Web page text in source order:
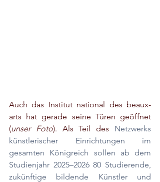
Auch das Institut national des beaux-
arts hat gerade seine Türen geöffnet
(unser Foto). Als Teil des Netzwerks
künstlerischer Einrichtungen im
gesamten Königreich sollen
ab dem
Studienjahr 2025–2026 80 Studierende,
zukünftige bildende Künstler und